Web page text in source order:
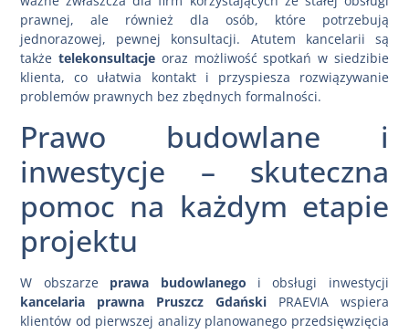
prawnej, ale również dla osób, które potrzebują
jednorazowej, pewnej konsultacji. Atutem kancelarii są
takżetelekonsultacje oraz możliwość spotkań w siedzibie
klienta, co ułatwia kontakt i przyspiesza rozwiązywanie
problemów prawnych bez zbędnych formalności.
Prawo budowlane i
inwestycje – skuteczna
pomoc na każdym etapie
projektu
W obszarze prawa budowlanego i obsługi inwestycji
kancelaria prawna Pruszcz GdańskiPRAEVIA wspiera
klientów od pierwszej analizy planowanego przedsięwzięcia